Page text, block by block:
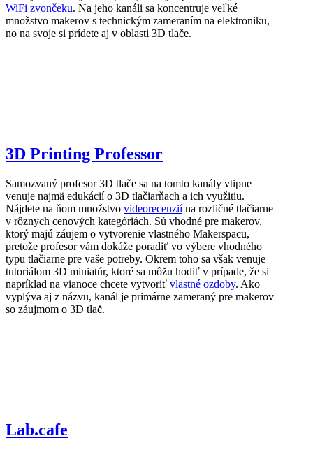
WiFi zvončeku. Na jeho kanáli sa koncentruje veľké
množstvo makerov s technickým zameraním na elektroniku,
no na svoje si prídete aj v oblasti 3D tlače.
3D Printing Professor
Samozvaný profesor 3D tlače sa na tomto kanály vtipne
venuje najmä edukácií o 3D tlačiarňach a ich využitiu.
Nájdete na ňom množstvo videorecenziína rozličné tlačiarne
v rôznych cenových kategóriách. Sú vhodné pre makerov,
ktorý majú záujem o vytvorenie vlastného Makerspacu,
pretože profesor vám dokáže poradiť vo výbere vhodného
typu tlačiarne pre vaše potreby. Okrem toho sa však venuje
tutoriálom 3D miniatúr, ktoré sa môžu hodiť v prípade, že si
napríklad na vianoce chcete vytvoriť vlastné ozdoby. Ako
vyplýva aj z názvu, kanál je primárne zameraný pre makerov
so záujmom o 3D tlač.
Lab.cafe